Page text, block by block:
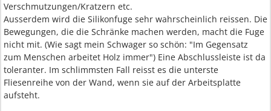
Verschmutzungen/Kratzern etc.
Ausserdem wird die Silikonfuge sehr wahrscheinlich reissen. Die
Bewegungen, die die Schränke machen werden, macht die Fuge
nicht mit. (Wie sagt mein Schwager so schön: "Im Gegensatz
zum Menschen arbeitet Holz immer") Eine Abschlussleiste ist da
toleranter. Im schlimmsten Fall reisst es die unterste
Fliesenreihe von der Wand, wenn sie auf der Arbeitsplatte
aufsteht.